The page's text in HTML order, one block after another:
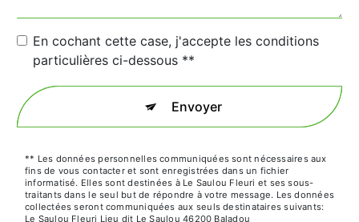
En cochant cette case, j'accepte les conditions
particulières ci-dessous **
Envoyer
** Les données personnelles communiquées sont nécessaires aux
fins de vous contacter et sont enregistrées dans un fichier
informatisé. Elles sont destinées à Le Saulou Fleuri et ses sous-
traitants dans le seul but de répondre à votre message. Les données
collectées seront communiquées aux seuls destinataires suivants:
Le Saulou Fleuri Lieu dit Le Saulou 46200 Baladou